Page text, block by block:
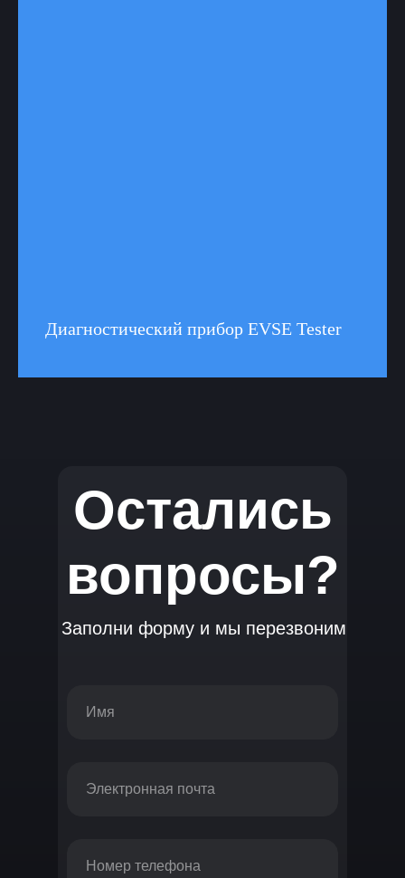
Диагностический прибор EVSE Tester
Остались
вопросы?
Заполни форму и мы перезвоним